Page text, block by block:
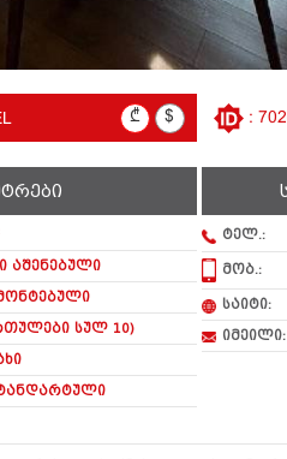
₾ $ :
აშენებული
სულ 10)
ტელ.:
მობ.:
საიტი:
იმეილი: